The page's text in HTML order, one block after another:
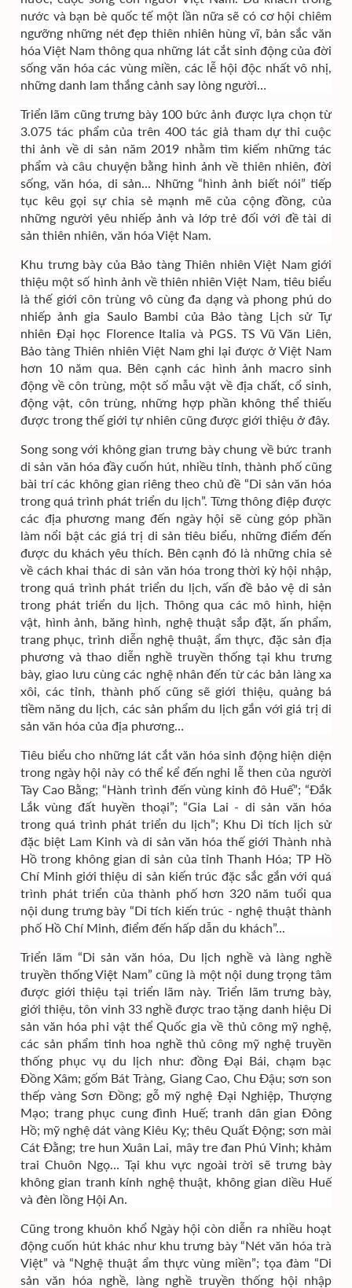
nước và bạn bè quốc tế một lần nữa sẽ có cơ hội chiêm
ngưỡng những nét đẹp thiên nhiên hùng vĩ, bản sắc văn
hóa Việt Nam thông qua những lát cắt sinh động của đời
sống văn hóa các vùng miền, các lễ hội độc nhất vô nhị,
những danh lam thắng cảnh say lòng người…
Triển lãm cũng trưng bày 100 bức ảnh được lựa chọn từ
3.075 tác phẩm của trên 400 tác giả tham dự thi cuộc
thi ảnh về di sản năm 2019 nhằm tìm kiếm những tác
phẩm và câu chuyện bằng hình ảnh về thiên nhiên, đời
sống, văn hóa, di sản... Những “hình ảnh biết nói” tiếp
tục kêu gọi sự chia sẻ mạnh mẽ của cộng đồng, của
những người yêu nhiếp ảnh và lớp trẻ đối với đề tài di
sản thiên nhiên, văn hóa Việt Nam.
Khu trưng bày của Bảo tàng Thiên nhiên Việt Nam giới
thiệu một số hình ảnh về thiên nhiên Việt Nam, tiêu biểu
là thế giới côn trùng vô cùng đa dạng và phong phú do
nhiếp ảnh gia Saulo Bambi của Bảo tàng Lịch sử Tự
nhiên Đại học Florence Italia và PGS. TS Vũ Văn Liên,
Bảo tàng Thiên nhiên Việt Nam ghi lại được ở Việt Nam
hơn 10 năm qua. Bên cạnh các hình ảnh macro sinh
động về côn trùng, một số mẫu vật về địa chất, cổ sinh,
động vật, côn trùng, những hợp phần không thể thiếu
được trong thế giới tự nhiên cũng được giới thiệu ở đây.
Song song với không gian trưng bày chung về bức tranh
di sản văn hóa đầy cuốn hút, nhiều tỉnh, thành phố cũng
bài trí các không gian riêng theo chủ đề “Di sản văn hóa
trong quá trình phát triển du lịch”. Từng thông điệp được
các địa phương mang đến ngày hội sẽ cùng góp phần
làm nổi bật các giá trị di sản tiêu biểu, những điểm đến
được du khách yêu thích. Bên cạnh đó là những chia sẻ
về cách khai thác di sản văn hóa trong thời kỳ hội nhập,
trong quá trình phát triển du lịch, vấn đề bảo vệ di sản
trong phát triển du lịch. Thông qua các mô hình, hiện
vật, hình ảnh, băng hình, nghệ thuật sắp đặt, ấn phẩm,
trang phục, trình diễn nghệ thuật, ẩm thực, đặc sản địa
phương và thao diễn nghề truyền thống tại khu trưng
bày, giao lưu cùng các nghệ nhân đến từ các bản làng xa
xôi, các tỉnh, thành phố cũng sẽ giới thiệu, quảng bá
tiềm năng du lịch, các sản phẩm du lịch gắn với giá trị di
sản văn hóa của địa phương…
Tiêu biểu cho những lát cắt văn hóa sinh động hiện diện
trong ngày hội này có thể kể đến nghi lễ then của người
Tày Cao Bằng; “Hành trình đến vùng kinh đô Huế”; “Đắk
Lắk vùng đất huyền thoại”; “Gia Lai - di sản văn hóa
trong quá trình phát triển du lịch”; Khu Di tích lịch sử
đặc biệt Lam Kinh và di sản văn hóa thế giới Thành nhà
Hồ trong không gian di sản của tỉnh Thanh Hóa; TP Hồ
Chí Minh giới thiệu di sản kiến trúc đặc sắc gắn với quá
trình phát triển của thành phố hơn 320 năm tuổi qua
nội dung trưng bày “Di tích kiến trúc - nghệ thuật thành
phố Hồ Chí Minh, điểm đến hấp dẫn du khách”...
Triển lãm “Di sản văn hóa, Du lịch nghề và làng nghề
truyền thống Việt Nam” cũng là một nội dung trọng tâm
được giới thiệu tại triển lãm này. Triển lãm trưng bày,
giới thiệu, tôn vinh 33 nghề được trao tặng danh hiệu Di
sản văn hóa phi vật thể Quốc gia về thủ công mỹ nghệ,
các sản phẩm tinh hoa nghề thủ công mỹ nghệ truyền
thống phục vụ du lịch như: đồng Đại Bái, chạm bạc
Đồng Xâm; gốm Bát Tràng, Giang Cao, Chu Đậu; sơn son
thếp vàng Sơn Đồng; gỗ mỹ nghệ Đại Nghiệp, Thượng
Mạo; trang phục cung đình Huế; tranh dân gian Đông
Hồ; mỹ nghệ dát vàng Kiêu Kỵ; thêu Quất Động; sơn mài
Cát Đằng; tre hun Xuân Lai, mây tre đan Phú Vinh; khảm
trai Chuôn Ngọ… Tại khu vực ngoài trời sẽ trưng bày
không gian tranh kính nghệ thuật, không gian diều Huế
và đèn lồng Hội An.
Cũng trong khuôn khổ Ngày hội còn diễn ra nhiều hoạt
động cuốn hút khác như khu trưng bày “Nét văn hóa trà
Việt” và “Nghệ thuật ẩm thực vùng miền”; tọa đàm “Di
sản văn hóa nghề, làng nghề truyền thống hội nhập